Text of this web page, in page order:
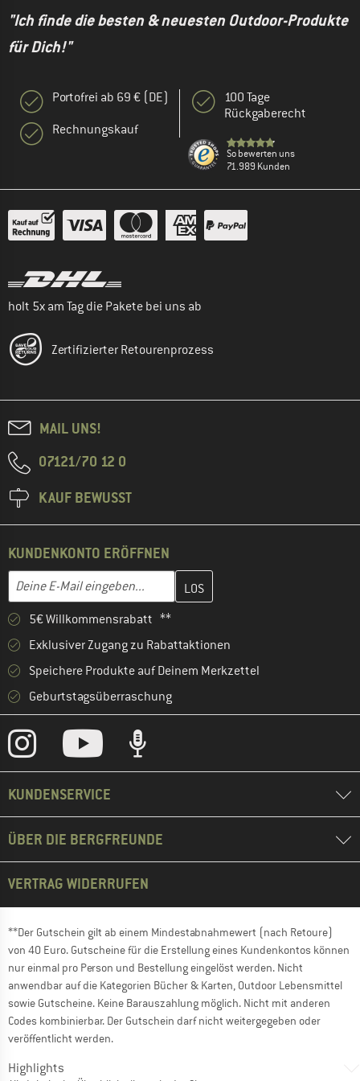
"Ich finde die besten & neuesten Outdoor-Produkte
für Dich!"
Portofrei ab 69 € (DE)
Rechnungskauf
100 Tage
Rückgaberecht
So bewerten uns
71.989 Kunden
holt 5x am Tag die Pakete bei uns ab
Zertifizierter Retourenprozess
MAIL UNS!
07121/70 12 0
KAUF BEWUSST
KUNDENKONTO ERÖFFNEN
E-Mail-Adresse
Gib hier deine E-Mail-Adresse ein und erstelle im nächsten
5€ Willkommensrabatt **
Exklusiver Zugang zu Rabattaktionen
Speichere Produkte auf Deinem Merkzettel
Geburtstagsüberraschung
KUNDENSERVICE
ÜBER DIE BERGFREUNDE
VERTRAG WIDERRUFEN
**Der Gutschein gilt ab einem Mindestabnahmewert (nach Retoure)
von 40 Euro. Gutscheine für die Erstellung eines Kundenkontos können
nur einmal pro Person und Bestellung eingelöst werden. Nicht
anwendbar auf die Kategorien Bücher & Karten, Outdoor Lebensmittel
sowie Gutscheine. Keine Barauszahlung möglich. Nicht mit anderen
Codes kombinierbar. Der Gutschein darf nicht weitergegeben oder
veröffentlicht werden.
Highlights